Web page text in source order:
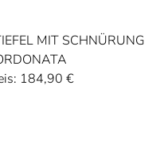
MIT SCHNÜRUNG
184,90 €